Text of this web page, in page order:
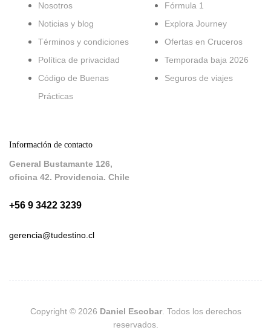
Nosotros
Noticias y blog
Términos y condiciones
Política de privacidad
Código de Buenas
Prácticas
Fórmula 1
Explora Journey
Ofertas en Cruceros
Temporada baja 2026
Seguros de viajes
Información de contacto
General Bustamante 126,
oficina 42. Providencia. Chile
+56 9 3422 3239
gerencia@tudestino.cl
Copyright © 2026 Daniel Escobar. Todos los derechos
reservados.